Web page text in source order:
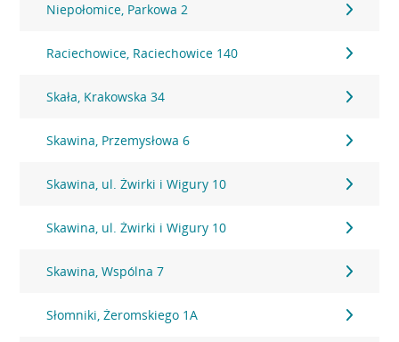
Niepołomice, Parkowa 2
Raciechowice, Raciechowice 140
Skała, Krakowska 34
Skawina, Przemysłowa 6
Skawina, ul. Żwirki i Wigury 10
Skawina, ul. Żwirki i Wigury 10
Skawina, Wspólna 7
Słomniki, Żeromskiego 1A